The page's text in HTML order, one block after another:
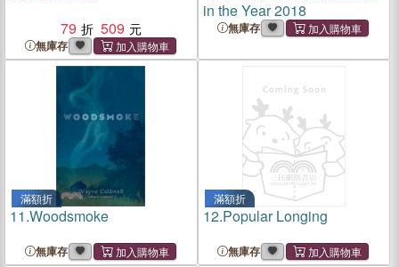
79
509
無庫存
in the Year 2018
無庫存
滿額折
11.Woodsmoke
無庫存
滿額折
12.Popular Longing
無庫存